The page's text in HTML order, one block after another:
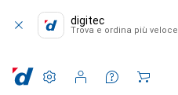
digitec
Trova e ordina più veloce
Impostazioni
Conto cliente
Liste di confronto
Liste dei desideri
Carrello